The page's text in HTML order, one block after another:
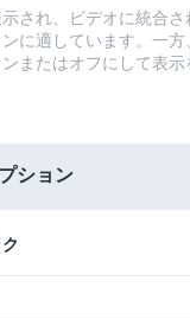
され、ビデオに統合さ
に適しています。一
またはオフにして表
ション